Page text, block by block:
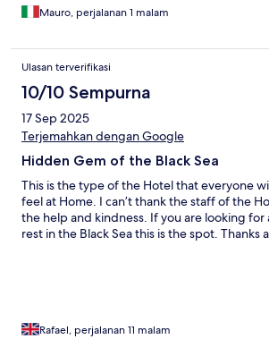
Mauro, perjalanan 1 malam
Ulasan terverifikasi
10/10 Sempurna
17 Sep 2025
Terjemahkan dengan Google
Hidden Gem of the Black Sea
This is the type of the Hotel that everyone
feel at Home. I can’t thank the staff of the
the help and kindness. If you are looking for
rest in the Black Sea this is the spot. Thanks
Rafael, perjalanan 11 malam